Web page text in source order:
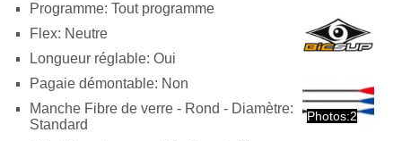
Photos:2
Programme: Tout programme
Flex: Neutre
Longueur réglable: Oui
Pagaie démontable: Non
Manche Fibre de verre - Rond - Diamètre:
Standard